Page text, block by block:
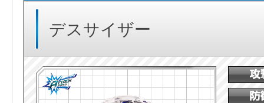
デスサイザー